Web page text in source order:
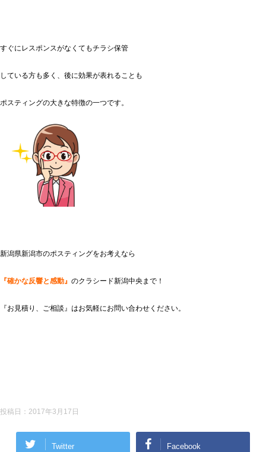
すぐにレスポンスがなくてもチラシ保管
している方も多く、後に効果が表れることも
ポスティングの大きな特徴の一つです。
新潟県新潟市のポスティングをお考えなら
『確かな反響と感動』 のクラシード新潟中央まで！
『お見積り、ご相談』はお気軽にお問い合わせください。
投稿日： 2017年3月17日
Twitter Facebook